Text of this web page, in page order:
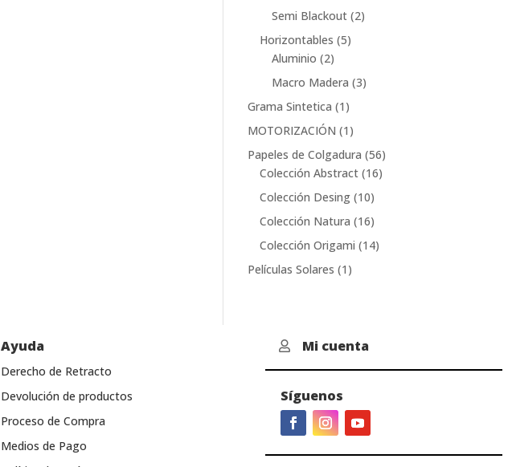
productos
Semi Blackout 22
Horizontables 55
Aluminio 22
productos
Macro Madera 33
Grama Sintetica 1 1
producto
MOTORIZACIÓN 1 1
producto
Papeles de Colgadura 5656
productos
Colección Abstract 1616
Colección Desing 1010
productos
Colección Natura 1616
productos
Colección Origami 1414
Películas Solares 1 1
Ayuda
Derecho de Retracto
Devolución de productos
Proceso de Compra
Medios de Pago
 Mi cuenta
Síguenos